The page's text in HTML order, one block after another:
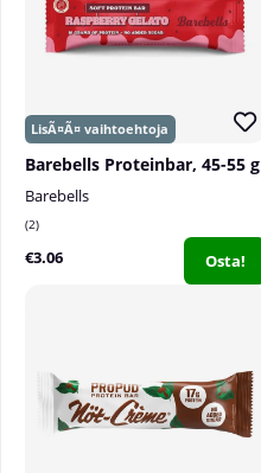
Barebells Proteinbar, 45-55 g
Barebells
2
€3.06 Osta!